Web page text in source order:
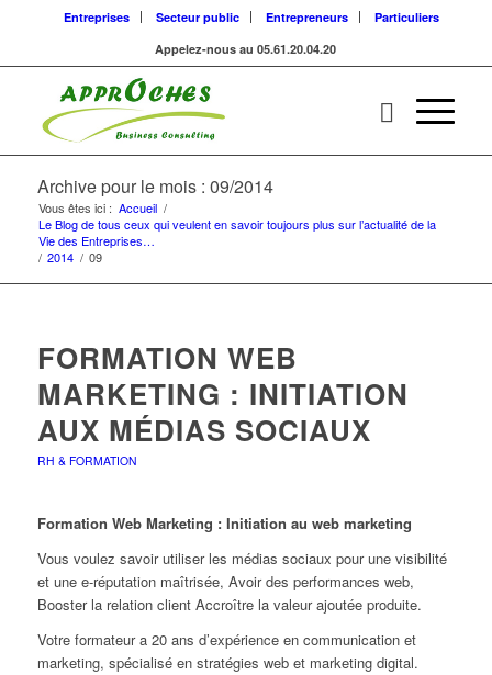
Entreprises Secteur public Entrepreneurs
Particuliers
Appelez-nous au 05.61.20.04.20
Archive pour le mois : 09/2014
Vous êtes ici : Accueil /
Le Blog de tous ceux qui veulent en savoir toujours plus sur l’actualité de la
Vie des Entreprises…
/ 2014 / 09
FORMATION WEB
MARKETING : INITIATION
AUX MÉDIAS SOCIAUX
RH & FORMATION
Formation Web Marketing : Initiation au web marketing
Vous voulez savoir utiliser les médias sociaux pour une visibilité
et une e-réputation maîtrisée, Avoir des performances web,
Booster la relation client Accroître la valeur ajoutée produite.
Votre formateur a 20 ans d’expérience en communication et
marketing, spécialisé en stratégies web et marketing digital.